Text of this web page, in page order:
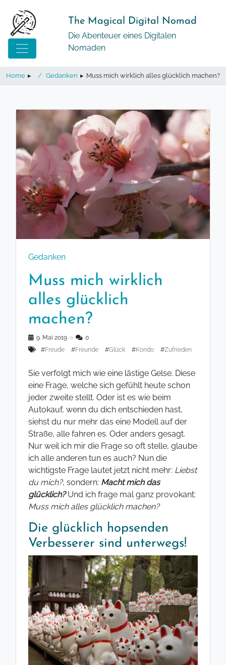
zum
Inhalt
The Magical Digital Nomad
Die Abenteuer eines Digitalen
Nomaden
Home ▸ Gedanken ▸ Muss mich wirklich alles glücklich machen?
Gedanken
Muss mich wirklich
alles glücklich
machen?
9. Mai 2019 ◌
0
#Freude #Freunde #Glück #Kondo #Zufrieden
Sie verfolgt mich wie eine lästige Gelse. Diese
eine Frage, welche sich gefühlt heute schon
jeder zweite stellt. Oder ist es wie beim
Autokauf, wenn du dich entschieden hast,
siehst du nur mehr das eine Modell auf der
Straße, alle fahren es. Oder anders gesagt.
Nur weil ich mir die Frage so oft stelle, glaube
ich alle anderen tun es auch? Nun die
wichtigste Frage lautet jetzt nicht mehr: Liebst
du mich?, sondern: Macht mich das
glücklich?Und ich frage mal ganz provokant:
Muss mich alles glücklich machen?
Die glücklich hopsenden
Verbesserer sind unterwegs!